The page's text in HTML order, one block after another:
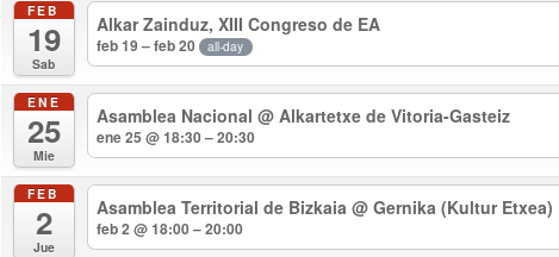
FEB
19
Sab
Alkar Zainduz, XIII Congreso de EA
feb 19 – feb 20 all-day
ENE
25
Mie
Asamblea Nacional@ Alkartetxe de Vitoria-Gasteiz
ene 25 @ 18:30 – 20:30
FEB
2
Jue
Asamblea Territorial de Bizkaia@ Gernika (Kultur Etxea)
feb 2 @ 18:00 – 20:00